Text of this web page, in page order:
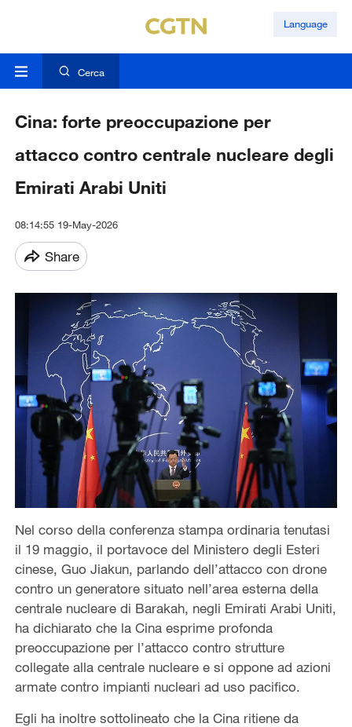
Language
Cerca
Cina: forte preoccupazione per
attacco contro centrale nucleare degli
Emirati Arabi Uniti
08:14:55 19-May-2026
Share
Nel corso della conferenza stampa ordinaria tenutasi
il 19 maggio, il portavoce del Ministero degli Esteri
cinese, Guo Jiakun, parlando dell’attacco con drone
contro un generatore situato nell’area esterna della
centrale nucleare di Barakah, negli Emirati Arabi Uniti,
ha dichiarato che la Cina esprime profonda
preoccupazione per l’attacco contro strutture
collegate alla centrale nucleare e si oppone ad azioni
armate contro impianti nucleari ad uso pacifico.
Egli ha inoltre sottolineato che la Cina ritiene da